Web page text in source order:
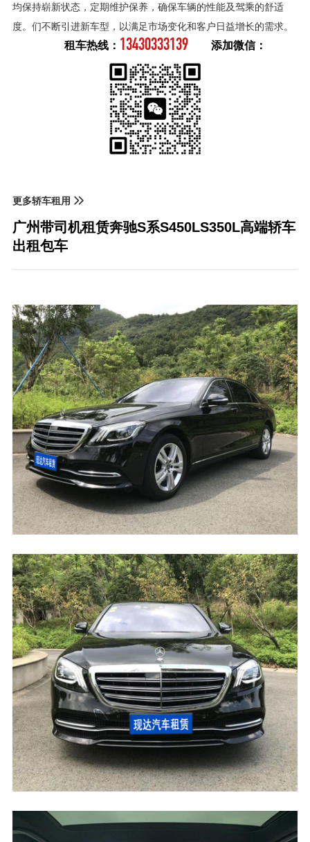
均保持崭新状态，定期维护保养，确保车辆的性能及驾乘的舒适
度。们不断引进新车型，以满足市场变化和客户日益增长的需求。
租车热线： 13430333139 添加微信：
更多轿车租用
广州带司机租赁奔驰S系S450LS350L高端轿车
出租包车